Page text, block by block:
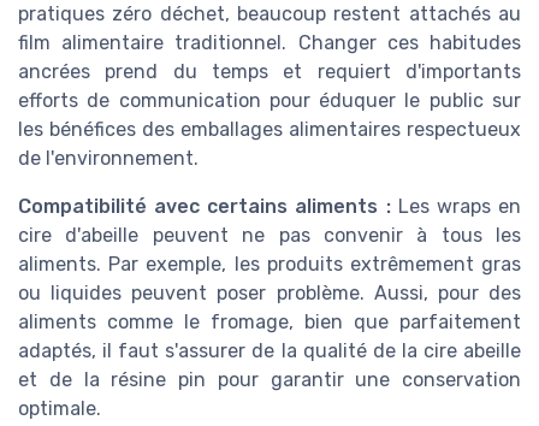
pratiques zéro déchet, beaucoup restent attachés au
film alimentaire traditionnel. Changer ces habitudes
ancrées prend du temps et requiert d'importants
efforts de communication pour éduquer le public sur
les bénéfices des emballages alimentaires respectueux
de l'environnement.
Compatibilité avec certains aliments :Les wraps en
cire d'abeille peuvent ne pas convenir à tous les
aliments. Par exemple, les produits extrêmement gras
ou liquides peuvent poser problème. Aussi, pour des
aliments comme le fromage, bien que parfaitement
adaptés, il faut s'assurer de la qualité de la cire abeille
et de la résine pin pour garantir une conservation
optimale.